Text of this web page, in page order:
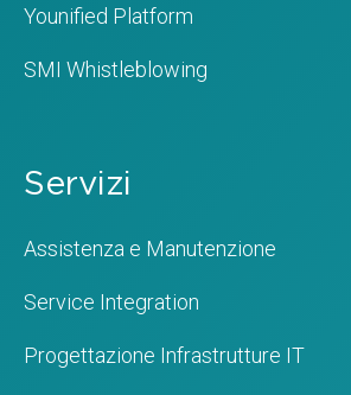
Younified Platform
SMI Whistleblowing
Servizi
Assistenza e Manutenzione
Service Integration
Progettazione Infrastrutture IT